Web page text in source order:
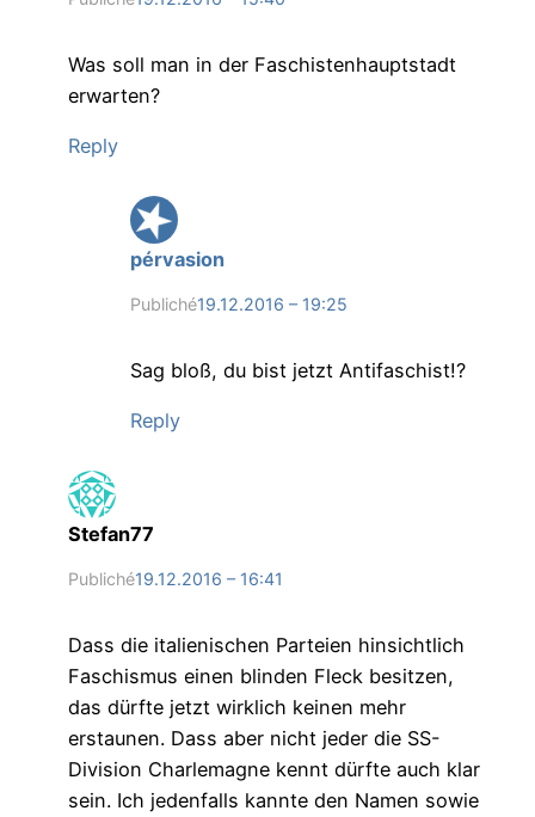
Was soll man in der Faschistenhauptstadt
erwarten?
Reply
pérvasion
Publiché19.12.2016 – 19:25
Sag bloß, du bist jetzt Antifaschist!?
Reply
Stefan77
Publiché19.12.2016 – 16:41
Dass die italienischen Parteien hinsichtlich
Faschismus einen blinden Fleck besitzen,
das dürfte jetzt wirklich keinen mehr
erstaunen. Dass aber nicht jeder die SS-
Division Charlemagne kennt dürfte auch klar
sein. Ich jedenfalls kannte den Namen sowie